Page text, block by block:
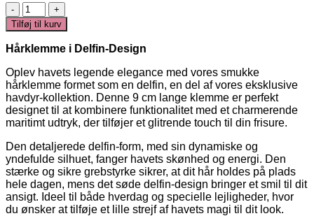
Delfin
-
Hårklemme
antal
Tilføj til kurv
Hårklemme i Delfin-Design
Oplev havets legende elegance med vores smukke
hårklemme formet som en delfin, en del af vores eksklusive
havdyr-kollektion. Denne 9 cm lange klemme er perfekt
designet til at kombinere funktionalitet med et charmerende
maritimt udtryk, der tilføjer et glitrende touch til din frisure.
Den detaljerede delfin-form, med sin dynamiske og
yndefulde silhuet, fanger havets skønhed og energi. Den
stærke og sikre grebstyrke sikrer, at dit hår holdes på plads
hele dagen, mens det søde delfin-design bringer et smil til dit
ansigt. Ideel til både hverdag og specielle lejligheder, hvor
du ønsker at tilføje et lille strejf af havets magi til dit look.